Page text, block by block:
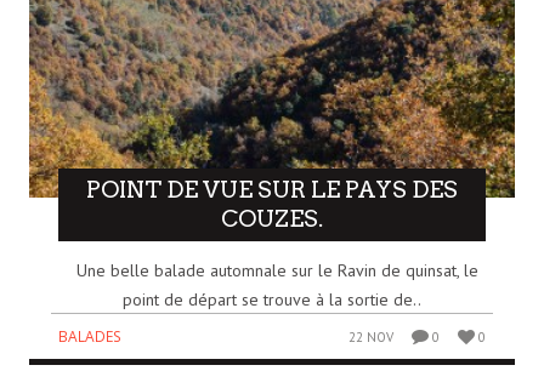
POINT DE VUE SUR LE PAYS DES
COUZES.
Une belle balade automnale sur le Ravin de quinsat, le
point de départ se trouve à la sortie de..
BALADES 22 NOV 0 0